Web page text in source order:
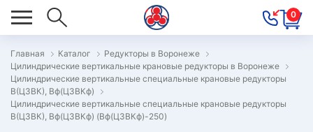
0
Главная Каталог
Редукторы в Воронеже
Цилиндрические вертикальные крановые редукторы в Воронеже
Цилиндрические вертикальные специальные крановые редукторы
В(Ц3ВК), Вф(Ц3ВКф)
Цилиндрические вертикальные специальные крановые редукторы
В(Ц3ВК), Вф(Ц3ВКф) (Вф(Ц3ВКф)-250)